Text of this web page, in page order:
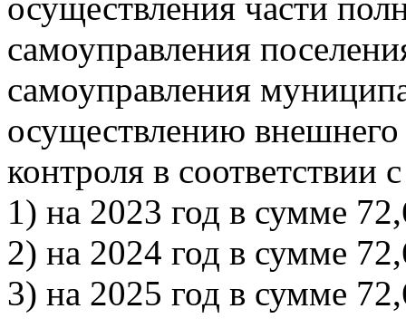
осуществления части
самоуправления
самоуправления
осуществлению
контроля в
1) на 2023 год в сумме
2) на 2024 год в сумме
3) на 2025 год в сумме